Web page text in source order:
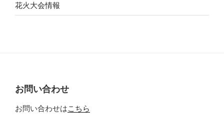
花火大会情報
お問い合わせ
お問い合わせはこちら